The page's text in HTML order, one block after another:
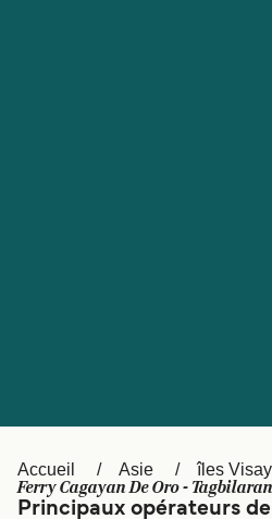
Canada
Accueil Asie îles
Ferry Cagayan De Oro - Tagbilaran
Principaux opérateurs